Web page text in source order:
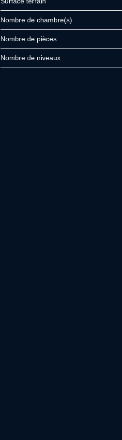
Nombre de chambre(s)
Nombre de pièces
Nombre de niveaux